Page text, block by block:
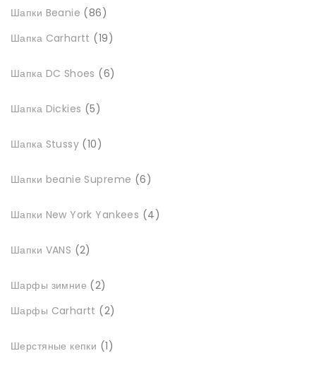
Шапки Beanie 86товарів
Шапка Carhartt
1919
Шапка DC Shoes
6товарів
Шапка Dickies 5товарів
Шапка Stussy 10товарів
Шапки beanie Supreme 6товарів
Шапки New York Yankees 4товари
Шапки VANS 2товари
Шарфы зимние 2товари
Шарфы Carhartt
22
Шерстяные кепки
1товар